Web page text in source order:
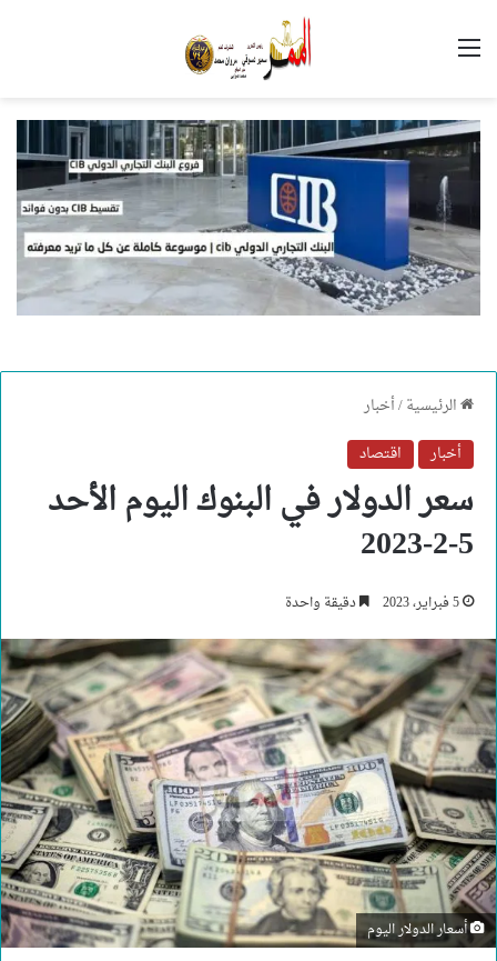
القائمة
الرئيسية/أخبار
أخبار
اقتصاد
سعر الدولار في البنوك اليوم الأحد
5-2-2023
5 فبراير، 2023 دقيقة واحدة
أسعار الدولار اليوم